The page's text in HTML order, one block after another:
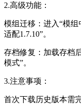
2.高级功能：
模组迁移：进入“模
适配1.7.10”。
存档修复：加载存档
模式”。
3.注意事项：
首次下载历史版本需